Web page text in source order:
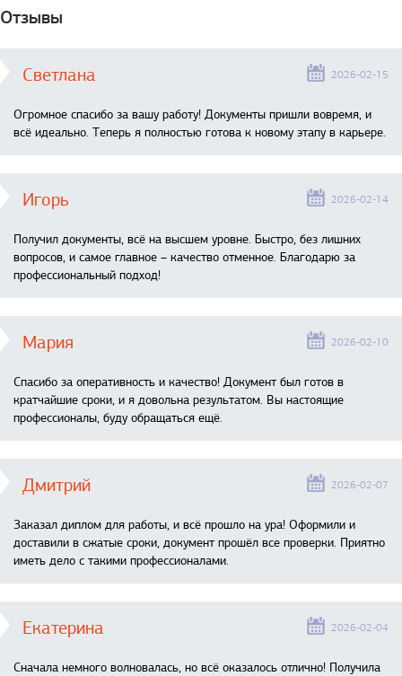
Отзывы
Светлана 2026-02-15
Огромное спасибо за вашу работу! Документы пришли вовремя, и
всё идеально. Теперь я полностью готова к новому этапу в карьере.
Игорь 2026-02-14
Получил документы, всё на высшем уровне. Быстро, без лишних
вопросов, и самое главное – качество отменное. Благодарю за
профессиональный подход!
Мария 2026-02-10
Спасибо за оперативность и качество! Документ был готов в
кратчайшие сроки, и я довольна результатом. Вы настоящие
профессионалы, буду обращаться ещё.
Дмитрий 2026-02-07
Заказал диплом для работы, и всё прошло на ура! Оформили и
доставили в сжатые сроки, документ прошёл все проверки. Приятно
иметь дело с такими профессионалами.
Екатерина 2026-02-04
Сначала немного волновалась, но всё оказалось отлично! Получила